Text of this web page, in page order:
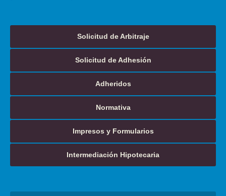
Solicitud de Arbitraje
Solicitud de Adhesión
Adheridos
Normativa
Impresos y Formularios
Intermediación Hipotecaria